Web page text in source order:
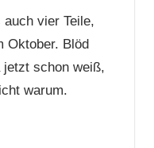
auch vier Teile,
Oktober. Blöd
schon weiß,
warum.